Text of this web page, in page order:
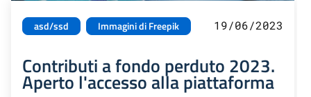
asd/ssd Immagini di Freepik 19/06/2023
Contributi a fondo perduto 2023.
Aperto l'accesso alla piattaforma